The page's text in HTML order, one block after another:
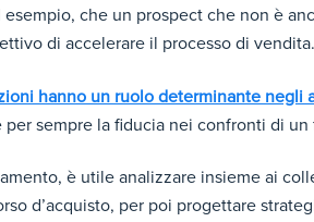
esempio, che un prospect che non è
di accelerare il processo di vendita.
hanno un ruolo determinante negli
sempre la fiducia nei confronti di un
è utile analizzare insieme ai
d’acquisto, per poi progettare